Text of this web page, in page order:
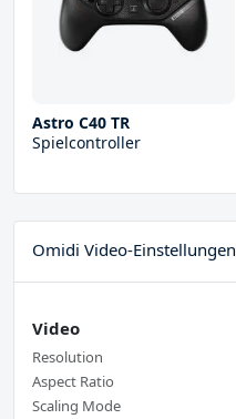
Astro C40 TR
Spielcontroller
Omidi Video-Einstellungen
Video
Resolution
Aspect Ratio
Scaling Mode